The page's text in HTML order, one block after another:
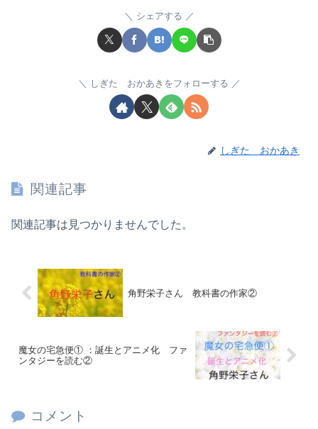
シェアする
しぎた おかあきをフォローする
しぎた おかあき
関連記事
関連記事は見つかりませんでした。
角野栄子さん 教科書の作家②
魔女の宅急便① ：誕生とアニメ化 ファ
ンタジーを読む②
コメント